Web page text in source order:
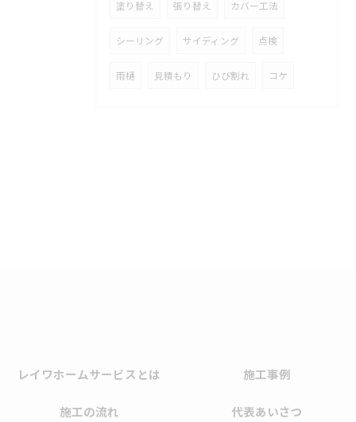
塗り替え 張り替え カバー工法
シーリング サイディング 点検
雨樋 見積もり ひび割れ コケ
レイワホームサービスとは 施工事例
施工の流れ 代表あいさつ